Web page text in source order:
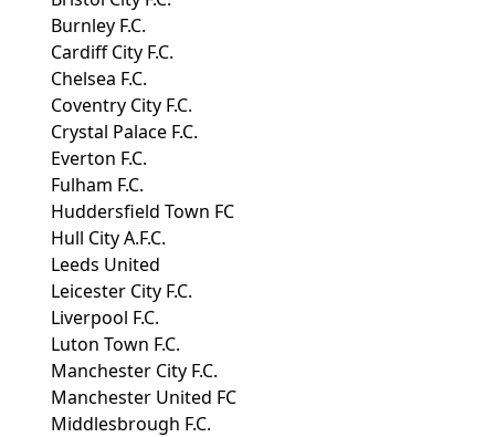
Burnley F.C.
Cardiff City F.C.
Chelsea F.C.
Coventry City F.C.
Crystal Palace F.C.
Everton F.C.
Fulham F.C.
Huddersfield Town FC
Hull City A.F.C.
Leeds United
Leicester City F.C.
Liverpool F.C.
Luton Town F.C.
Manchester City F.C.
Manchester United FC
Middlesbrough F.C.